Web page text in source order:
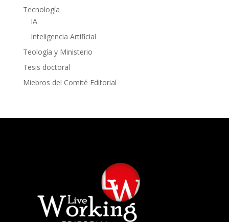
Tecnología
IA
Inteligencia Artificial
Teología y Ministerio
Tesis doctoral
Miebros del Comité Editorial